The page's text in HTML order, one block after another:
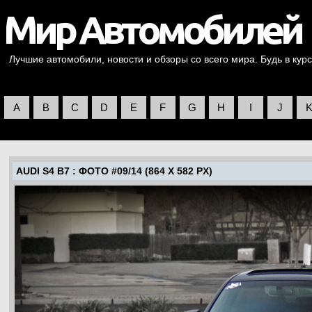
Лучшие автомобили, новости и обзоры со всего мира. Будь в
A B C D E F G H I J K
AUDI S4 B7 : ФОТО #09/14 (864 X 582 PX)